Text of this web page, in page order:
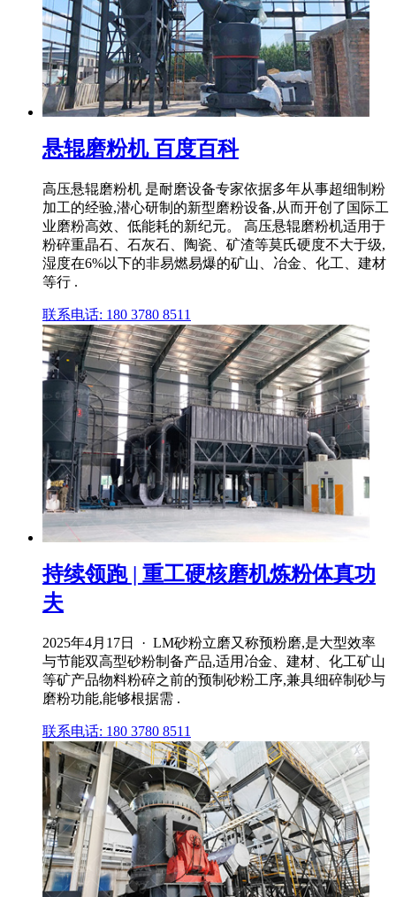
悬辊磨粉机 百度百科
高压悬辊磨粉机 是耐磨设备专家依据多年从事超细制粉
加工的经验,潜心研制的新型磨粉设备,从而开创了国际工
业磨粉高效、低能耗的新纪元。 高压悬辊磨粉机适用于
粉碎重晶石、石灰石、陶瓷、矿渣等莫氏硬度不大于级,
湿度在6%以下的非易燃易爆的矿山、冶金、化工、建材
等行 .
联系电话: 180 3780 8511
持续领跑 | 重工硬核磨机炼粉体真功
夫
2025年4月17日 · LM砂粉立磨又称预粉磨,是大型效率
与节能双高型砂粉制备产品,适用冶金、建材、化工矿山
等矿产品物料粉碎之前的预制砂粉工序,兼具细碎制砂与
磨粉功能,能够根据需 .
联系电话: 180 3780 8511